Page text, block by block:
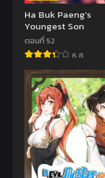
Ha Buk Paeng’s
Youngest Son
ตอนที่ 52
6.8